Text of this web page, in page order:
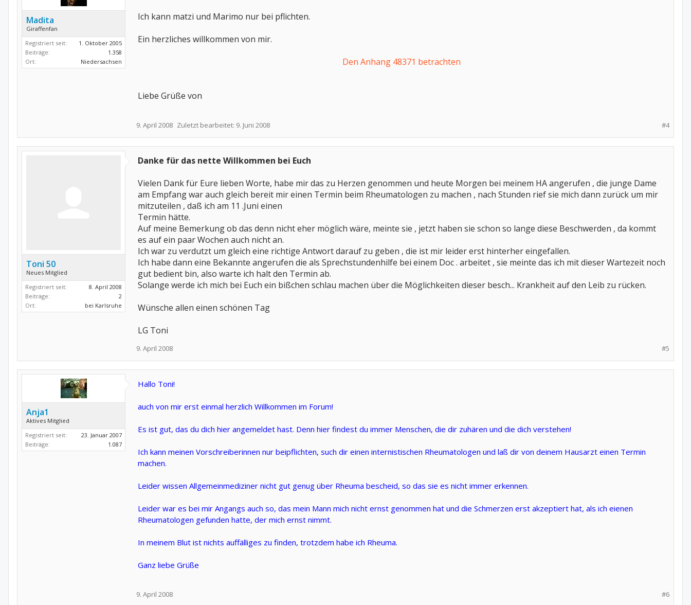
Madita
Giraffenfan
Registriert seit:
1. Oktober 2005
Beiträge:
1.358
Ort:
Niedersachsen
Ich kann matzi und Marimo nur bei pflichten.
Ein herzliches willkommen von mir.
Den Anhang 48371 betrachten
Liebe Grüße von
#4
9. April 2008 Zuletzt bearbeitet: 9. Juni 2008
Toni 50
Neues Mitglied
Registriert seit:
8. April 2008
Beiträge:
2
Ort:
bei Karlsruhe
Danke für das nette Willkommen bei Euch
Vielen Dank für Eure lieben Worte, habe mir das zu Herzen genommen und heute Morgen bei meinem HA angerufen , die junge Dame
am Empfang war auch gleich bereit mir einen Termin beim Rheumatologen zu machen , nach Stunden rief sie mich dann zurück um mir
mitzuteilen , daß ich am 11 .Juni einen
Termin hätte.
Auf meine Bemerkung ob das denn nicht eher möglich wäre, meinte sie , jetzt haben sie schon so lange diese Beschwerden , da kommt
es auf ein paar Wochen auch nicht an.
Ich war zu verdutzt um gleich eine richtige Antwort darauf zu geben , die ist mir leider erst hinterher eingefallen.
Ich habe dann eine Bekannte angerufen die als Sprechstundenhilfe bei einem Doc . arbeitet , sie meinte das ich mit dieser Wartezeit noch
gut bedient bin, also warte ich halt den Termin ab.
Solange werde ich mich bei Euch ein bißchen schlau machen über die Möglichkeiten dieser besch... Krankheit auf den Leib zu rücken.
Wünsche allen einen schönen Tag
LG Toni
#5
9. April 2008
Anja1
Aktives Mitglied
Registriert seit:
23. Januar 2007
Beiträge:
1.087
Hallo Toni!
auch von mir erst einmal herzlich Willkommen im Forum!
Es ist gut, das du dich hier angemeldet hast. Denn hier findest du immer Menschen, die dir zuhären und die dich verstehen!
Ich kann meinen Vorschreiberinnen nur beipflichten, such dir einen internistischen Rheumatologen und laß dir von deinem Hausarzt einen Termin
machen.
Leider wissen Allgemeinmediziner nicht gut genug über Rheuma bescheid, so das sie es nicht immer erkennen.
Leider war es bei mir Angangs auch so, das mein Mann mich nicht ernst genommen hat und die Schmerzen erst akzeptiert hat, als ich eienen
Rheumatologen gefunden hatte, der mich ernst nimmt.
In meinem Blut ist nichts auffälliges zu finden, trotzdem habe ich Rheuma.
Ganz liebe Grüße
#6
9. April 2008